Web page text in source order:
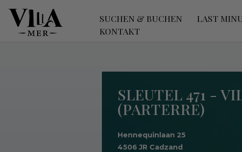
SUCHEN & BUCHEN LAST
KONTAKT
SLEUTEL 471 -
(PARTERRE)
Hennequinlaan 25
4506 JR Cadzand